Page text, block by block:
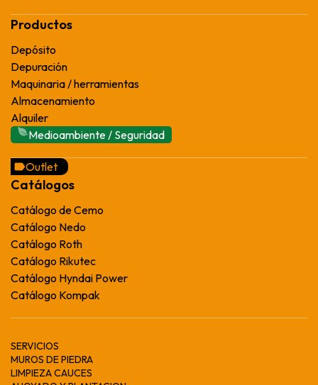
Productos
Depósito
Depuración
Maquinaria / herramientas
Almacenamiento
Alquiler
Medioambiente / Seguridad
Outlet
Catálogos
Catálogo de Cemo
Catálogo Nedo
Catálogo Roth
Catálogo Rikutec
Catálogo Hyndai Power
Catálogo Kompak
SERVICIOS
MUROS DE PIEDRA
LIMPIEZA CAUCES